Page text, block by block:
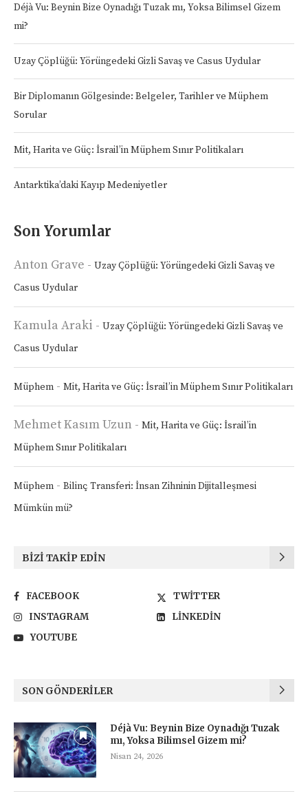
Déjà Vu: Beynin Bize Oynadığı Tuzak mı, Yoksa Bilimsel Gizem
mi?
Uzay Çöplüğü: Yörüngedeki Gizli Savaş ve Casus Uydular
Bir Diplomanın Gölgesinde: Belgeler, Tarihler ve Müphem
Sorular
Mit, Harita ve Güç: İsrail’in Müphem Sınır Politikaları
Antarktika’daki Kayıp Medeniyetler
Son Yorumlar
Anton Grave - Uzay Çöplüğü: Yörüngedeki Gizli Savaş ve
Casus Uydular
Kamula Araki - Uzay Çöplüğü: Yörüngedeki Gizli Savaş ve
Casus Uydular
Müphem - Mit, Harita ve Güç: İsrail’in Müphem Sınır Politikaları
Mehmet Kasım Uzun - Mit, Harita ve Güç: İsrail’in
Müphem Sınır Politikaları
Müphem - Bilinç Transferi: İnsan Zihninin Dijitalleşmesi
Mümkün mü?
BIZI TAKIP EDIN
FACEBOOK
TWITTER
INSTAGRAM
LINKEDIN
YOUTUBE
SON GÖNDERILER
Déjà Vu: Beynin Bize Oynadığı Tuzak
mı, Yoksa Bilimsel Gizem mi?
Nisan 24, 2026